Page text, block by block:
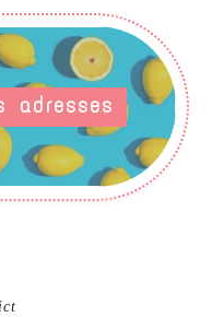
adresses